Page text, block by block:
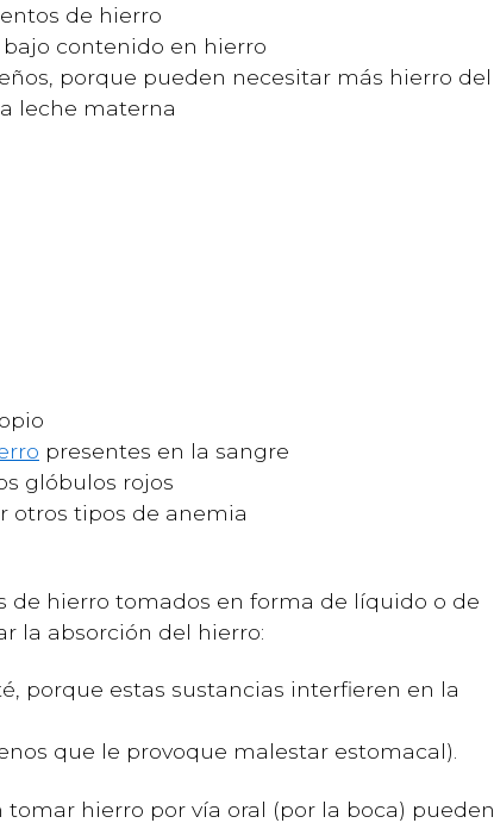
de hierro
contenido en hierro
porque pueden necesitar más hierro del
leche materna
presentes en la sangre
glóbulos rojos
otros tipos de anemia
hierro tomados en forma de líquido o de
la absorción del hierro:
porque estas sustancias interfieren en la
que le provoque malestar estomacal).
hierro por vía oral (por la boca) pueden